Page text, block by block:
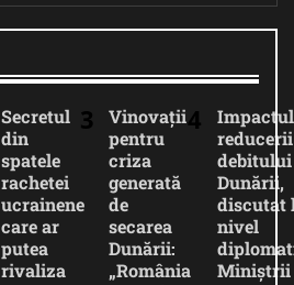
Secretul
din
spatele
rachetei
ucrainene
care ar
putea
rivaliza
Vinovații
pentru
criza
generată
de
secarea
Dunării:
„România
Impactul
reducerii
debitului
Dunării,
discutat
nivel
Miniștrii